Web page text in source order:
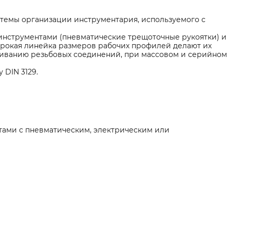
организации инструментария, используемого с
(пневматические трещоточные рукоятки) и
линейка размеров рабочих профилей делают их
резьбовых соединений, при массовом и серийном
3129.
с пневматическим, электрическим или